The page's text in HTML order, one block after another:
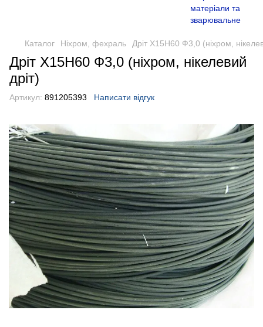
Каталог Ніхром, фехраль Дріт Х15Н60 Ф3,0 (ніхром,
Дріт Х15Н60 Ф3,0 (ніхром, нікелевий
дріт)
Артикул: 891205393 Написати відгук